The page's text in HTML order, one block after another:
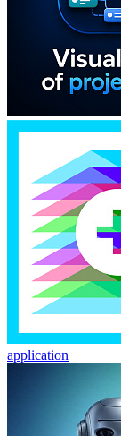
application